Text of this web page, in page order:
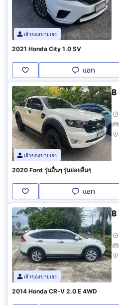
เจ้าของขายเอง
2021 Honda City 1.0 SV
แชท
เจ้าของขายเอง
฿
2020 Ford รุ่นอื่นๆ รุ่นย่อยอื่นๆ
แชท
เจ้าของขายเอง
฿
2014 Honda CR-V 2.0 E 4WD